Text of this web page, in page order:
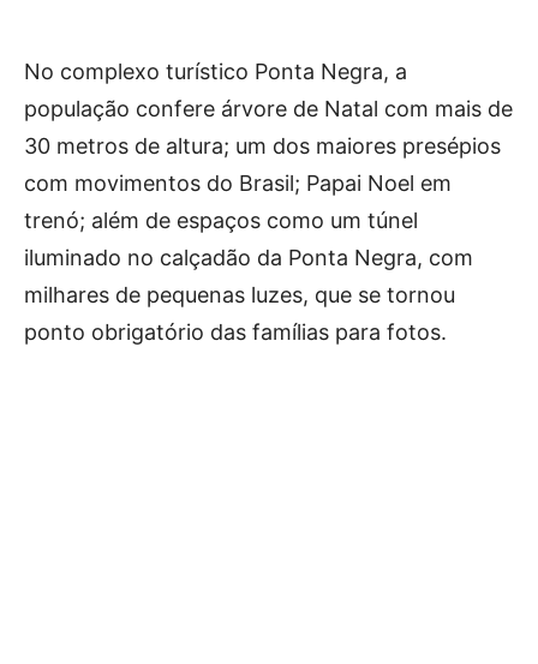
No complexo turístico Ponta Negra, a
população confere árvore de Natal com mais de
30 metros de altura; um dos maiores presépios
com movimentos do Brasil; Papai Noel em
trenó; além de espaços como um túnel
iluminado no calçadão da Ponta Negra, com
milhares de pequenas luzes, que se tornou
ponto obrigatório das famílias para fotos.